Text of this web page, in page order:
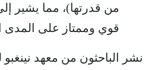
من قدرتها)، مما يشير
قوي وممتاز على المدى
نشر الباحثون من معهد نينغبو